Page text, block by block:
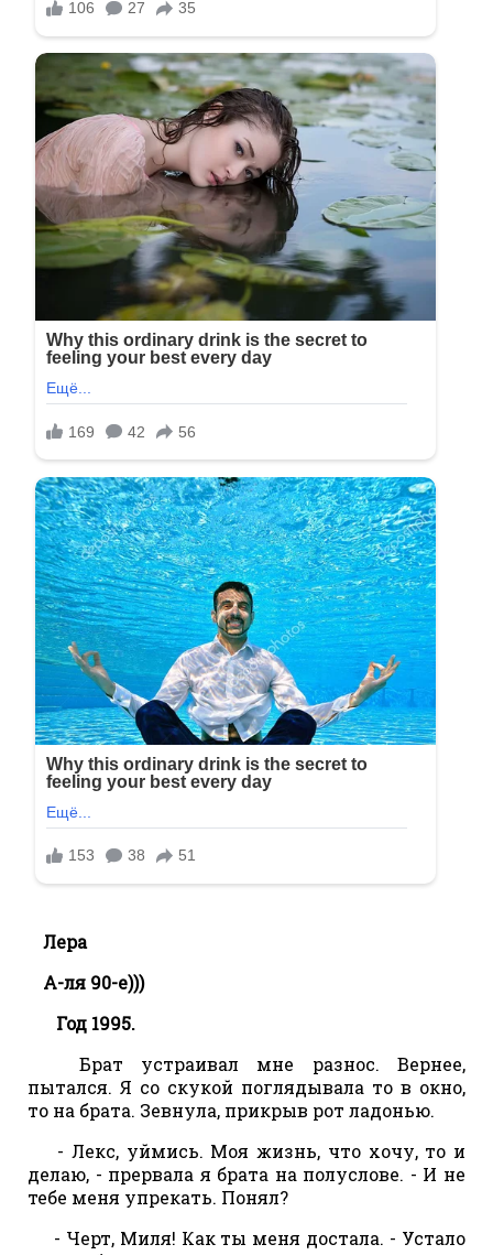
Лера
А-ля 90-е)))
Год 1995.
Брат устраивал мне разнос. Вернее,
пытался. Я со скукой поглядывала то в окно,
то на брата. Зевнула, прикрыв рот ладонью.
- Лекс, уймись. Моя жизнь, что хочу, то и
делаю, - прервала я брата на полуслове. - И не
тебе меня упрекать. Понял?
- Черт, Миля! Как ты меня достала. - Устало